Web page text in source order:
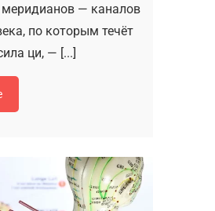
меридианов — каналов
по которым течёт
ци, — [...]